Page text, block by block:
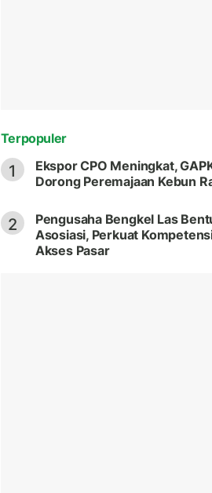
Terpopuler
1
Ekspor CPO Meningkat,
Dorong Peremajaan Kebun
2
Pengusaha Bengkel Las
Asosiasi, Perkuat
Akses Pasar